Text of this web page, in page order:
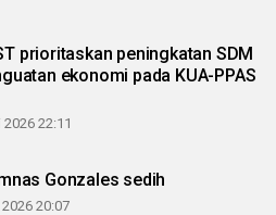
prioritaskan peningkatan SDM
ekonomi pada KUA-PPAS
22:11
Gonzales sedih
20:07